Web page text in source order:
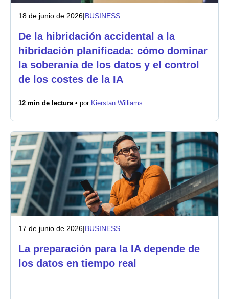
18 de junio de 2026|BUSINESS
De la hibridación accidental a la
hibridación planificada: cómo dominar
la soberanía de los datos y el control
de los costes de la IA
12 min de lectura • por Kierstan Williams
17 de junio de 2026|BUSINESS
La preparación para la IA depende de
los datos en tiempo real